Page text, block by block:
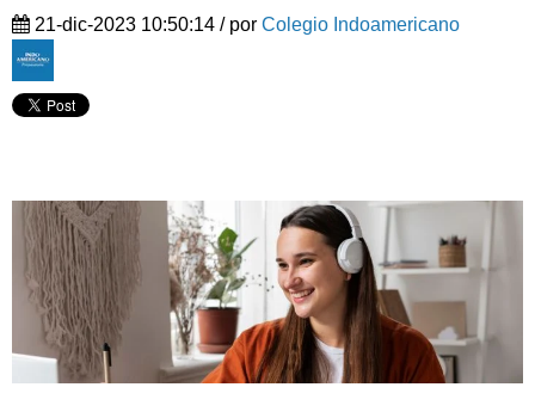
21-dic-2023 10:50:14 / por Colegio Indoamericano